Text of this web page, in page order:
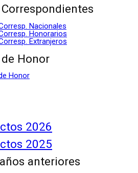
Nacionales
Honorarios
Extranjeros
Honor
Honor
2026
2025
anteriores